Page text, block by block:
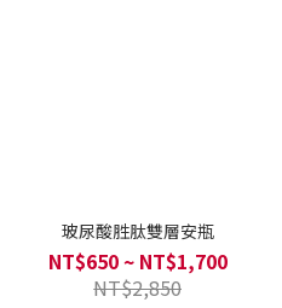
玻尿酸胜肽雙層安瓶
NT$650 ~ NT$1,700
NT$2,850